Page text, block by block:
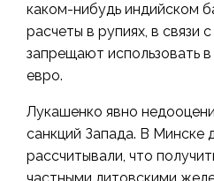
каком-нибудь индийском
расчеты в рупиях, в связи
запрещают использовать
евро.
Лукашенко явно
санкций Запада. В Минске
рассчитывали, что